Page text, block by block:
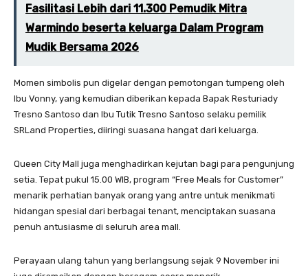
Fasilitasi Lebih dari 11.300 Pemudik Mitra
Warmindo beserta keluarga Dalam Program
Mudik Bersama 2026
Momen simbolis pun digelar dengan pemotongan tumpeng oleh
Ibu Vonny, yang kemudian diberikan kepada Bapak Resturiady
Tresno Santoso dan Ibu Tutik Tresno Santoso selaku pemilik
SRLand Properties, diiringi suasana hangat dari keluarga.
Queen City Mall juga menghadirkan kejutan bagi para pengunjung
setia. Tepat pukul 15.00 WIB, program “Free Meals for Customer”
menarik perhatian banyak orang yang antre untuk menikmati
hidangan spesial dari berbagai tenant, menciptakan suasana
penuh antusiasme di seluruh area mall.
Perayaan ulang tahun yang berlangsung sejak 9 November ini